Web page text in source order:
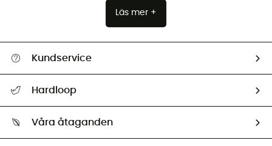
Läs mer +
Kundservice
Retur & återbetalning
Hardloop
Våra åtaganden